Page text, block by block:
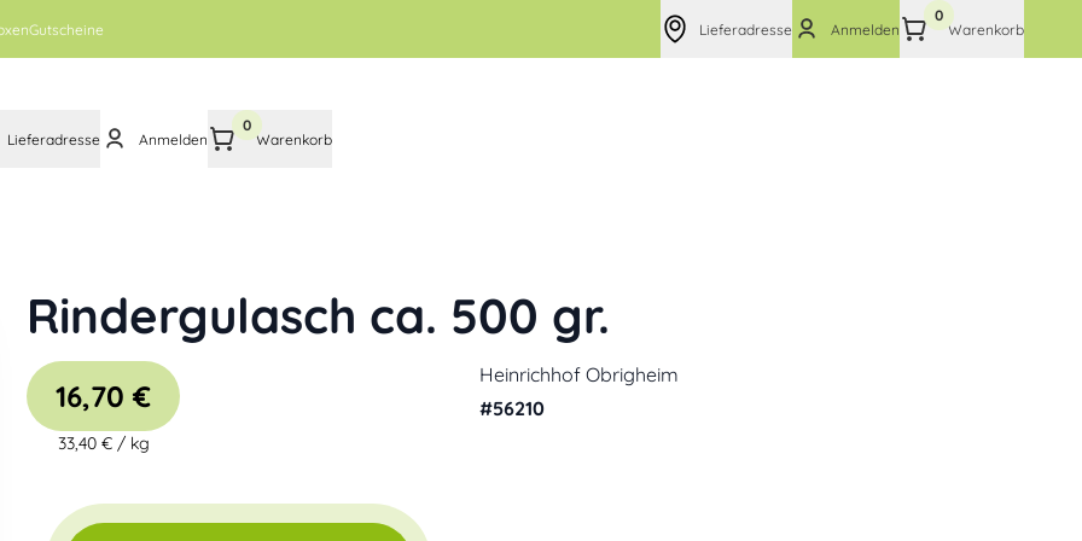
Gutscheine Lieferadresse Anmelden
0
Warenkorb
Lieferadresse Anmelden
0
Warenkorb
Rindergulasch ca. 500 gr.
Heinrichhof Obrigheim
#56210
16,70 €
33,40 €/ kg